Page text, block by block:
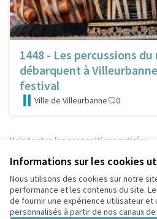
Informations sur les cookies
Nous utilisons des cookies sur notre
performance et les contenus du site.
de fournir une expérience utilisateur et
personnalisés à partir de nos canaux
1448 - Les percussions
débarquent à
festival
Ville de Villeurbanne 0
Voir toutes les propositions retirées
Conditions d'utilisation
Paramètres des cookies
Participez Villeurbanne sur X
Participez Villeurbanne sur
Participez Villeurbanne sur
Participez Villeurbanne